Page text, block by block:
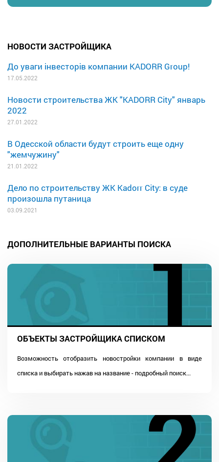
НОВОСТИ ЗАСТРОЙЩИКА
До уваги інвесторів компании KADORR Group!
17.05.2022
Новости строительства ЖК "KADORR City" январь
2022
27.01.2022
В Одесской области будут строить еще одну
"жемчужину"
21.01.2022
Дело по строительству ЖК Kadorr City: в суде
произошла путаница
03.09.2021
ДОПОЛНИТЕЛЬНЫЕ ВАРИАНТЫ ПОИСКА
ОБЪЕКТЫ ЗАСТРОЙЩИКА СПИСКОМ
Возможность отобразить новостройки компании в виде
списка и выбирать нажав на название - подробный поиск...